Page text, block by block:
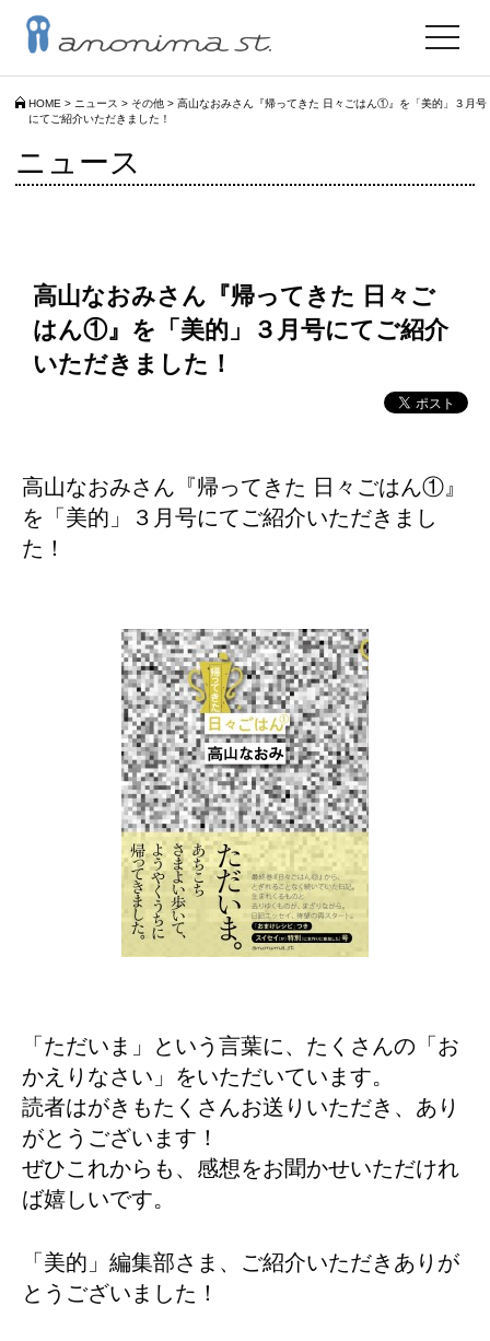
HOME > ニュース > その他 > 高山なおみさん『帰ってきた 日々ごはん①』を「美的」３月号
にてご紹介いただきました！
toggle
ニュース
高山なおみさん『帰ってきた 日々ご
はん①』を「美的」３月号にてご紹介
いただきました！
高山なおみさん『帰ってきた 日々ごはん①』
を「美的」３月号にてご紹介いただきまし
た！
「ただいま」という言葉に、たくさんの「お
かえりなさい」をいただいています。
読者はがきもたくさんお送りいただき、あり
がとうございます！
ぜひこれからも、感想をお聞かせいただけれ
ば嬉しいです。
「美的」編集部さま、ご紹介いただきありが
とうございました！